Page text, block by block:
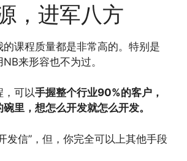
，进军八方
课程质量都是非常高的。特别是
来形容也不为过。
，可以手握整个行业90%的客户，
里，想怎么开发就怎么开发。
发信”，但，你完全可以上其他手段